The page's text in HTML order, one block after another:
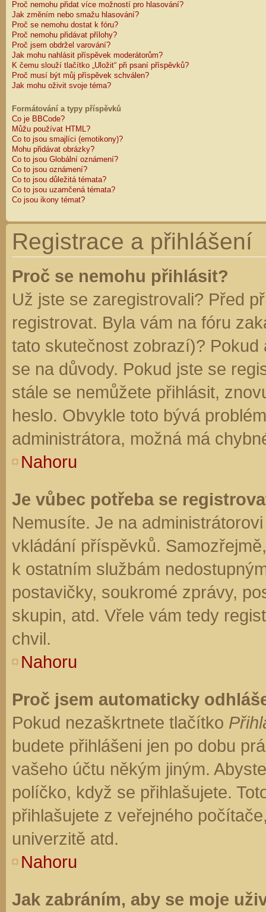
Proč nemohu přidat více možností pro hlasování?
Jak změním nebo smažu hlasování?
Proč se nemohu dostat k fóru?
Proč nemohu přidávat přílohy?
Proč jsem obdržel varování?
Jak mohu nahlásit příspěvek moderátorům?
K čemu slouží tlačítko „Uložit“ při psaní příspěvků?
Proč musí být můj příspěvek schválen?
Jak mohu oživit svoje téma?
Formátování a typy příspěvků
Co je BBCode?
Můžu používat HTML?
Co to jsou smajlíci (emotikony)?
Mohu přidávat obrázky?
Co to jsou Globální oznámení?
Co to jsou oznámení?
Co to jsou důležitá témata?
Co to jsou uzamčená témata?
Co jsou ikony témat?
Registrace a přihlášení
Proč se nemohu přihlásit?
Už jste se zaregistrovali? Před
registrovat. Byla vám na fóru
tato skutečnost zobrazí)?
se na důvody. Pokud jste se
stále se nemůžete přihlásit,
heslo. Obvykle toto bývá
administrátora, možná má
Nahoru
Je vůbec potřeba se
Nemusíte. Je na
vkládání příspěvků.
k ostatním službám
postavičky, soukromé zprávy,
skupin, atd. Vřele vám tedy
chvil.
Nahoru
Proč jsem automaticky
Pokud nezaškrtnete tlačítko
budete přihlášeni jen po dobu
vašeho účtu někým jiným.
políčko, když se přihlašujete.
přihlašujete z veřejného
univerzitě atd.
Nahoru
Jak zabráním, aby se moje